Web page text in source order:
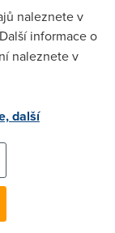
Lze
z Brna,
i mapy
Využít
podobný službě
tras.
Není možné
naleznete v
informace o
naleznete v
další